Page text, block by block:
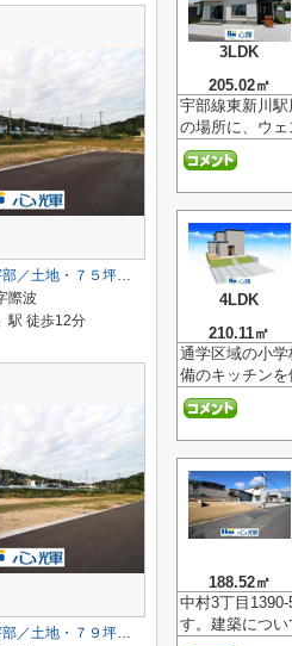
3LDK
205.02㎡
宇部線東新川
の場所に、ウ
4LDK
210.11㎡
通学区域の小
備のキッチン
188.52㎡
中村3丁目
す。建築につ
心輝タウン西宇部／土地・７５坪（９号地）
際波
駅 徒歩12分
心輝タウン西宇部／土地・７９坪（１１号地）